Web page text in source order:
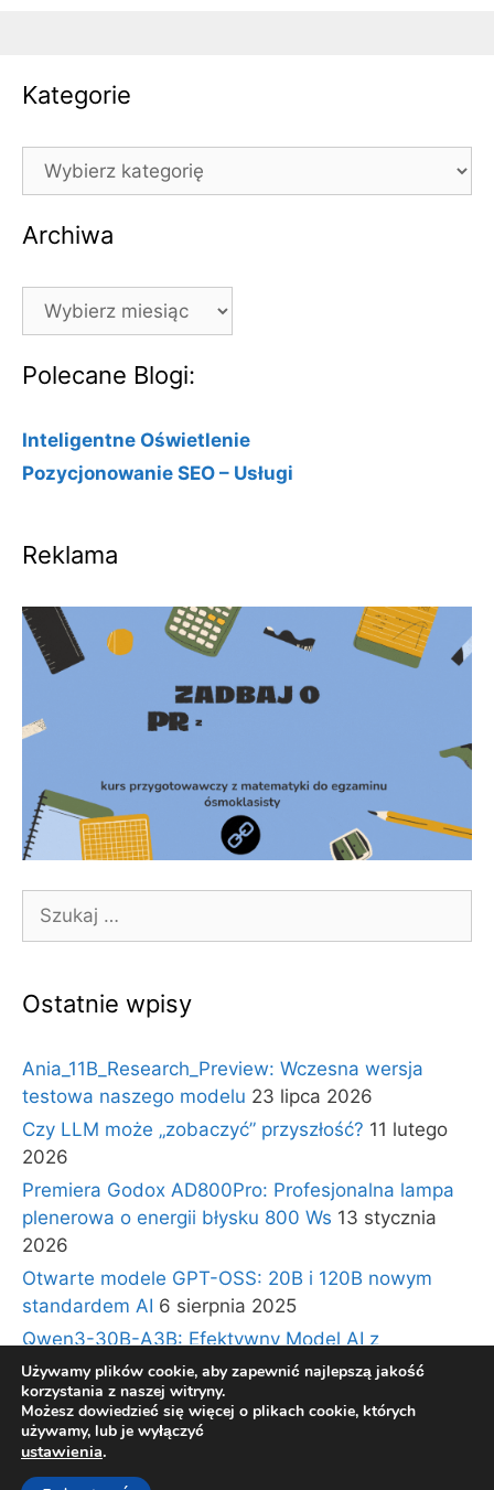
Kategorie
Kategorie
Archiwa
Archiwa
Polecane Blogi:
Inteligentne Oświetlenie
Pozycjonowanie SEO – Usługi
Reklama
Ostatnie wpisy
Ania_11B_Research_Preview: Wczesna wersja
testowa naszego modelu 23 lipca 2026
Czy LLM może „zobaczyć” przyszłość? 11 lutego
2026
Premiera Godox AD800Pro: Profesjonalna lampa
plenerowa o energii błysku 800 Ws 13 stycznia
2026
Otwarte modele GPT-OSS: 20B i 120B nowym
standardem AI 6 sierpnia 2025
Qwen3-30B-A3B: Efektywny Model AI z
Architekturą Ekspertów i Długim Kontekstem 30
lipca 2025
Używamy plików cookie, aby zapewnić najlepszą jakość
korzystania z naszej witryny.
Możesz dowiedzieć się więcej o plikach cookie, których
używamy, lub je wyłączyć
ustawienia.